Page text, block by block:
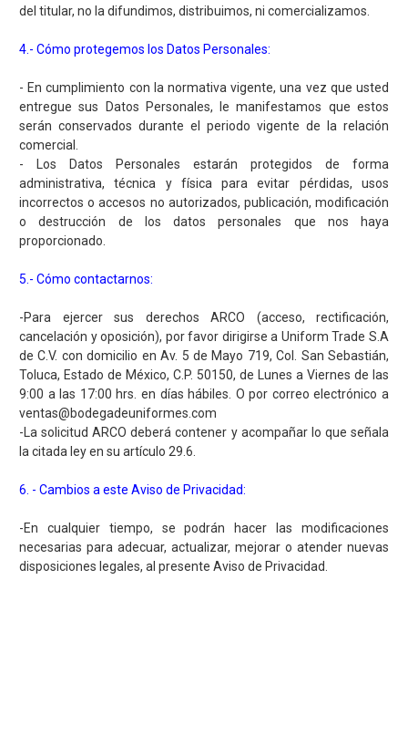
del titular, no la difundimos, distribuimos, ni comercializamos.
4.- Cómo protegemos los Datos Personales:
- En cumplimiento con la normativa vigente, una vez que usted
entregue sus Datos Personales, le manifestamos que estos
serán conservados durante el periodo vigente de la relación
comercial.
- Los Datos Personales estarán protegidos de forma
administrativa, técnica y física para evitar pérdidas, usos
incorrectos o accesos no autorizados, publicación, modificación
o destrucción de los datos personales que nos haya
proporcionado.
5.- Cómo contactarnos:
-Para ejercer sus derechos ARCO (acceso, rectificación,
cancelación y oposición), por favor dirigirse a Uniform Trade S.A
de C.V. con domicilio en Av. 5 de Mayo 719, Col. San Sebastián,
Toluca, Estado de México, C.P. 50150, de Lunes a Viernes de las
9:00 a las 17:00 hrs. en días hábiles. O por correo electrónico a
ventas@bodegadeuniformes.com
-La solicitud ARCO deberá contener y acompañar lo que señala
la citada ley en su artículo 29.6.
6. - Cambios a este Aviso de Privacidad:
-En cualquier tiempo, se podrán hacer las modificaciones
necesarias para adecuar, actualizar, mejorar o atender nuevas
disposiciones legales, al presente Aviso de Privacidad.